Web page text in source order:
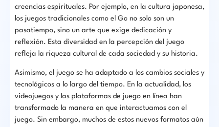
creencias espirituales. Por ejemplo, en la cultura japonesa,
los juegos tradicionales como el Go no solo son un
pasatiempo, sino un arte que exige dedicación y
reflexión. Esta diversidad en la percepción del juego
refleja la riqueza cultural de cada sociedad y su historia.
Asimismo, el juego se ha adaptado a los cambios sociales y
tecnológicos a lo largo del tiempo. En la actualidad, los
videojuegos y las plataformas de juego en línea han
transformado la manera en que interactuamos con el
juego. Sin embargo, muchos de estos nuevos formatos aún